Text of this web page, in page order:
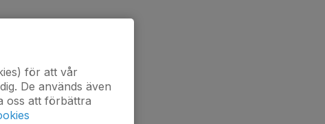
för att vår
De används även
oss att förbättra